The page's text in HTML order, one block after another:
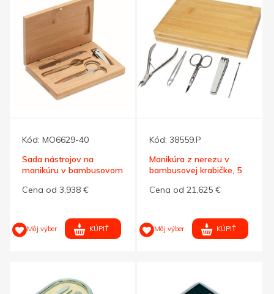
Kód: MO6629-40
Sada nástrojov na
manikúru v bambusovom
Cena od 3,938 €
Môj výber KÚPIŤ
Kód: 38559.P
Manikúra z nerezu v
bambusovej krabičke, 5
Cena od 21,625 €
Môj výber KÚPIŤ